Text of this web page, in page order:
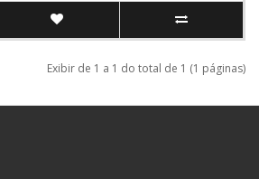
Exibir de 1 a 1 do total de 1 (1 páginas)